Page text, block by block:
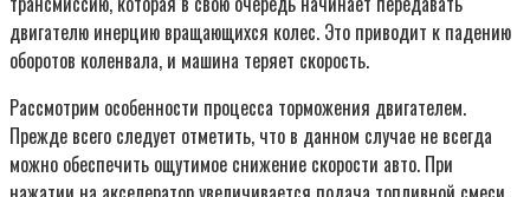
двигателю инерцию вращающихся колес. Это приводит к падению
оборотов коленвала, и машина теряет скорость.
Рассмотрим особенности процесса торможения двигателем.
Прежде всего следует отметить, что в данном случае не всегда
можно обеспечить ощутимое снижение скорости авто. При